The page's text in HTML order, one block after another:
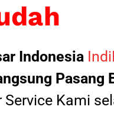
Indonesia
Pasang
Kami